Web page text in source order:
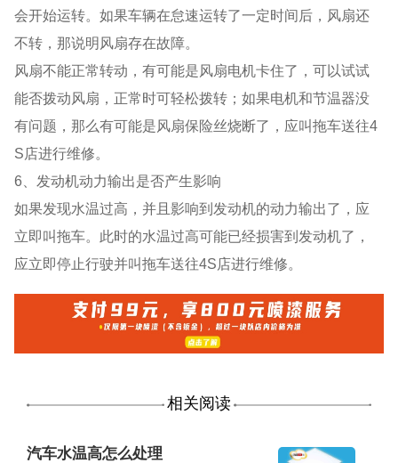
会开始运转。如果车辆在怠速运转了一定时间后，风扇还
不转，那说明风扇存在故障。
风扇不能正常转动，有可能是风扇电机卡住了，可以试试
能否拨动风扇，正常时可轻松拨转；如果电机和节温器没
有问题，那么有可能是风扇保险丝烧断了，应叫拖车送往4
S店进行维修。
6、发动机动力输出是否产生影响
如果发现水温过高，并且影响到发动机的动力输出了，应
立即叫拖车。此时的水温过高可能已经损害到发动机了，
应立即停止行驶并叫拖车送往4S店进行维修。
相关阅读
汽车水温高怎么处理